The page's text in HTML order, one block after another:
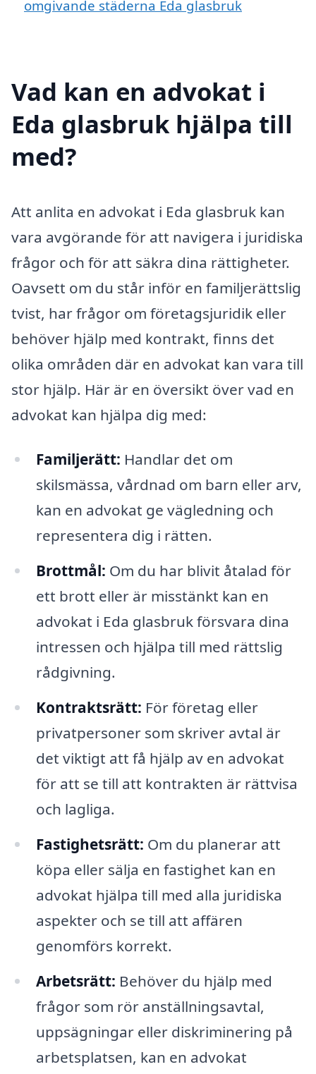
omgivande städerna Eda glasbruk
Vad kan en advokat i
Eda glasbruk hjälpa till
med?
Att anlita en advokat i Eda glasbruk kan
vara avgörande för att navigera i juridiska
frågor och för att säkra dina rättigheter.
Oavsett om du står inför en familjerättslig
tvist, har frågor om företagsjuridik eller
behöver hjälp med kontrakt, finns det
olika områden där en advokat kan vara till
stor hjälp. Här är en översikt över vad en
advokat kan hjälpa dig med:
Familjerätt: Handlar det om
skilsmässa, vårdnad om barn eller arv,
kan en advokat ge vägledning och
representera dig i rätten.
Brottmål: Om du har blivit åtalad för
ett brott eller är misstänkt kan en
advokat i Eda glasbruk försvara dina
intressen och hjälpa till med rättslig
rådgivning.
Kontraktsrätt: För företag eller
privatpersoner som skriver avtal är
det viktigt att få hjälp av en advokat
för att se till att kontrakten är rättvisa
och lagliga.
Fastighetsrätt: Om du planerar att
köpa eller sälja en fastighet kan en
advokat hjälpa till med alla juridiska
aspekter och se till att affären
genomförs korrekt.
Arbetsrätt: Behöver du hjälp med
frågor som rör anställningsavtal,
uppsägningar eller diskriminering på
arbetsplatsen, kan en advokat